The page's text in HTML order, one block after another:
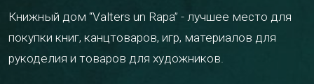
Книжный дом “Valters un Rapa” - лучшее место для
покупки книг, канцтоваров, игр, материалов для
рукоделия и товаров для художников.